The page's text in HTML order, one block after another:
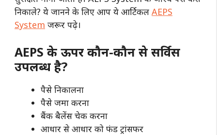
निकाले? ये जानने के लिए आप ये आर्टिकल AEPS
System जरूर पढ़े।
AEPS के ऊपर कौन-कौन से सर्विस
उपलब्ध है?
पैसे निकालना
पैसे जमा करना
बैंक बैलेंस चेक करना
आधार से आधार को फंड ट्रांसफर